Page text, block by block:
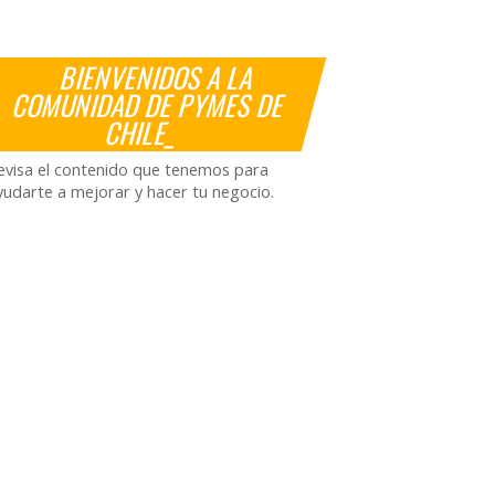
BIENVENIDOS A LA
COMUNIDAD DE PYMES DE
CHILE_
el contenido que tenemos para
a mejorar y hacer tu negocio.